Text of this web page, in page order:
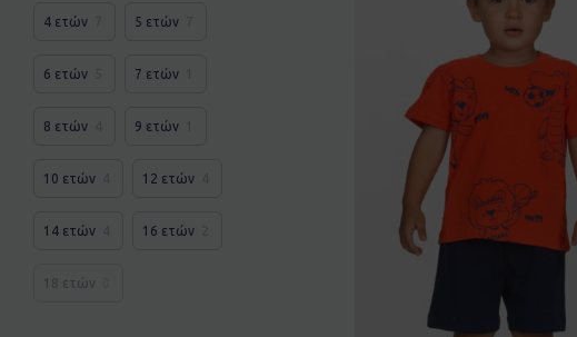
4 ετών 5 ετών
6 ετών 7 ετών
8 ετών 9 ετών
10 ετών 12 ετών
14 ετών 16 ετών
18 ετών